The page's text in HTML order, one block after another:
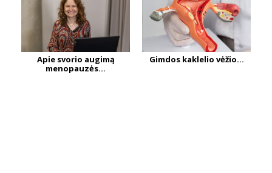
Apie svorio augimą
menopauzės...
Gimdos kaklelio vėžio...